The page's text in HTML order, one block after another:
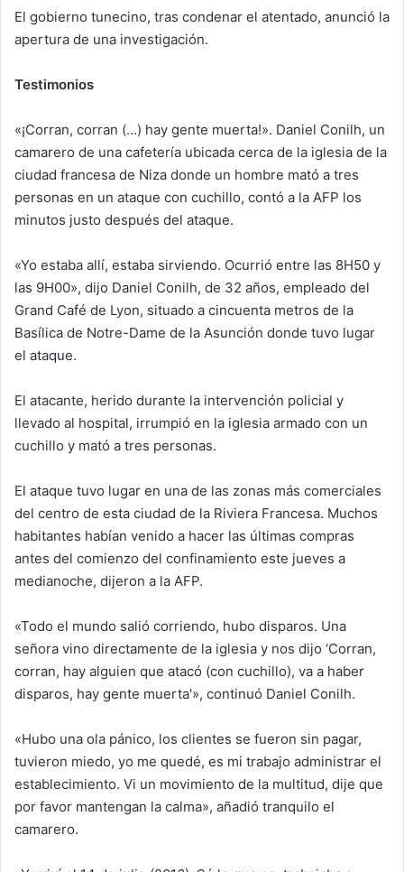
El gobierno tunecino, tras condenar el atentado, anunció la
apertura de una investigación.
Testimonios
«¡Corran, corran (…) hay gente muerta!». Daniel Conilh, un
camarero de una cafetería ubicada cerca de la iglesia de la
ciudad francesa de Niza donde un hombre mató a tres
personas en un ataque con cuchillo, contó a la AFP los
minutos justo después del ataque.
«Yo estaba allí, estaba sirviendo. Ocurrió entre las 8H50 y
las 9H00», dijo Daniel Conilh, de 32 años, empleado del
Grand Café de Lyon, situado a cincuenta metros de la
Basílica de Notre-Dame de la Asunción donde tuvo lugar
el ataque.
El atacante, herido durante la intervención policial y
llevado al hospital, irrumpió en la iglesia armado con un
cuchillo y mató a tres personas.
El ataque tuvo lugar en una de las zonas más comerciales
del centro de esta ciudad de la Riviera Francesa. Muchos
habitantes habían venido a hacer las últimas compras
antes del comienzo del confinamiento este jueves a
medianoche, dijeron a la AFP.
«Todo el mundo salió corriendo, hubo disparos. Una
señora vino directamente de la iglesia y nos dijo ‘Corran,
corran, hay alguien que atacó (con cuchillo), va a haber
disparos, hay gente muerta'», continuó Daniel Conilh.
«Hubo una ola pánico, los clientes se fueron sin pagar,
tuvieron miedo, yo me quedé, es mi trabajo administrar el
establecimiento. Vi un movimiento de la multitud, dije que
por favor mantengan la calma», añadió tranquilo el
camarero.